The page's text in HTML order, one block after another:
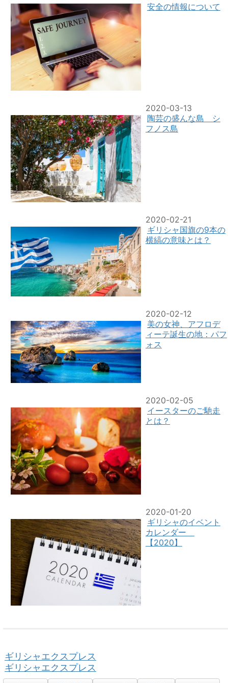
安全の情報について
2020-03-13
陶芸の盛んな島 シ
フノス島
2020-02-21
ギリシャ国旗の9本の
横縞の意味とは？
2020-02-12
美の女神、アフロデ
ィーテ誕生の地：パフ
ォス
2020-02-05
イースターのご馳走
とは？
2020-01-20
ギリシャのイベント
カレンダー
【2020】
ギリシャエクスプレス
ギリシャエクスプレス